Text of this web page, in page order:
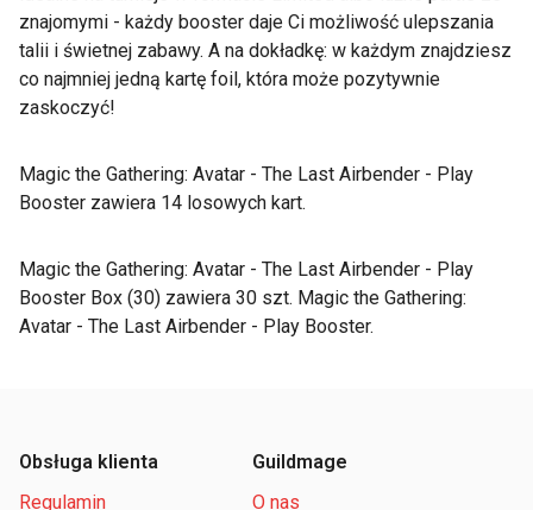
znajomymi - każdy booster daje Ci możliwość ulepszania
talii i świetnej zabawy. A na dokładkę: w każdym znajdziesz
co najmniej jedną kartę foil, która może pozytywnie
zaskoczyć!
Magic the Gathering: Avatar - The Last Airbender - Play
Booster zawiera 14 losowych kart.
Magic the Gathering: Avatar - The Last Airbender - Play
Booster Box (30) zawiera 30 szt. Magic the Gathering:
Avatar - The Last Airbender - Play Booster.
Obsługa klienta
Regulamin
Guildmage
O nas